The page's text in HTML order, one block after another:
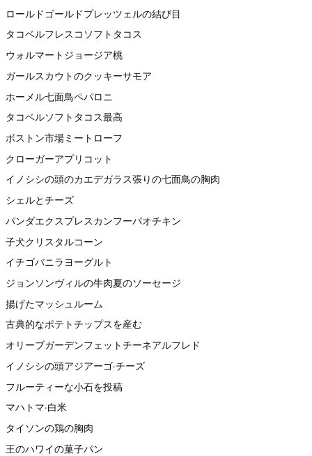
ロールドゴールドプレッツェルの結び目
タコベルフレスコソフトタコス
ウォルマートジョージア桃
ガールスカウトのクッキーサモア
ホーメル七面鳥ペパロニ
タコベルソフトタコス最高
ボストン市場ミートローフ
クローガーアプリコット
イノシシの頭のカエデガラス張りの七面鳥の胸肉
シェルとチーズ
パンダエクスプレスカンフーパオチキン
子犬クリスタルコーン
イチゴバニラヨーグルト
ジョンソンヴィルの牛肉夏のソーセージ
揚げたマッシュルーム
古典的なポテトチップスを産む
オリーブガーデンフェットチーネアルフレド
イノシシの頭アジアーゴ·チーズ
フルーティーな小石を投稿
マハトマ·白米
タイソンの鶏の胸肉
王のハワイの菓子パン